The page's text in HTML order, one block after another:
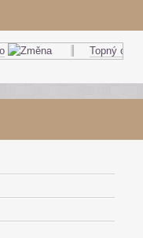
Topný olej